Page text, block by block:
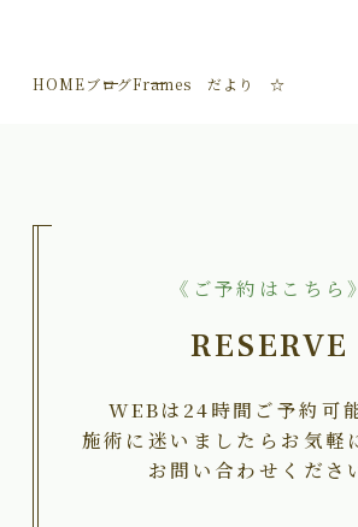
HOMEブログFrames だより ☆
《ご予約はこちら》
RESERVE
WEBは24時間ご予約可
施術に迷いましたらお気軽
お問い合わせくださ